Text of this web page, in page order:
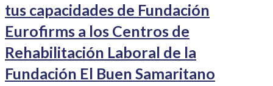
tus capacidades de Fundación
Eurofirms a los Centros de
Rehabilitación Laboral de la
Fundación El Buen Samaritano